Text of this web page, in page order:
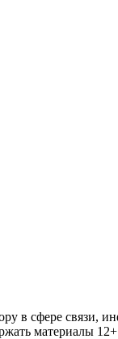
в сфере
материалы